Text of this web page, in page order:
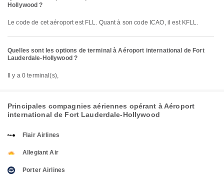
Hollywood ?
Le code de cet aéroport est FLL. Quant à son code ICAO, il est KFLL.
Quelles sont les options de terminal à Aéroport international de Fort
Lauderdale-Hollywood ?
Il y a 0 terminal(s),
Principales compagnies aériennes opérant à Aéroport
international de Fort Lauderdale-Hollywood
Flair Airlines
Allegiant Air
Porter Airlines